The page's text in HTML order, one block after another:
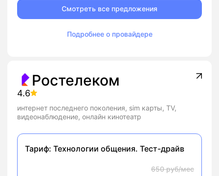
Смотреть все предложения
Подробнее о провайдере
Ростелеком
4.6
интернет последнего поколения, sim карты, TV,
видеонаблюдение, онлайн кинотеатр
Тариф: Технологии общения. Тест-драйв
650 руб/мес